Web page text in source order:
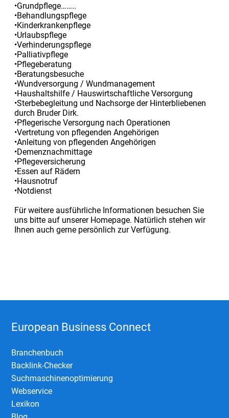
•Grundpflege……..
•Behandlungspflege
•Kinderkrankenpflege
•Urlaubspflege
•Verhinderungspflege
•Palliativpflege
•Pflegeberatung
•Beratungsbesuche
•Wundversorgung / Wundmanagement
•Haushaltshilfe / Hauswirtschaftliche Versorgung
•Sterbebegleitung und Nachsorge der Hinterbliebenen
durch Bruder Dirk.
•Pflegerische Versorgung nach Operationen
•Vertretung von pflegenden Angehörigen
•Anleitung von pflegenden Angehörigen
•Demenznachmittage
•Pflegeversicherung
•Essen auf Rädern
•Hausnotruf
•Notdienst
Für weitere ausführliche Informationen besuchen Sie
uns bitte auf unserer Homepage. Natürlich stehen wir
Ihnen auch gerne persönlich zur Verfügung.
European Business Connect
Branchenbuch
Backlink-Checker
Suchmaschinenoptimierung
Webservice
Lexikon